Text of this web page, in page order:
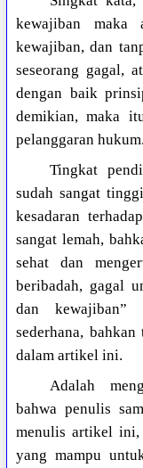
kewajiban
kewajiban, dan
seseorang gagal,
dengan baik
demikian, maka
pelanggaran hukum.
Tingkat
sudah sangat
kesadaran
sangat lemah,
sehat dan
beribadah, gagal
dan kewajiban”
sederhana,
dalam artikel ini.
Adalah
bahwa penulis
menulis artikel ini,
yang mampu